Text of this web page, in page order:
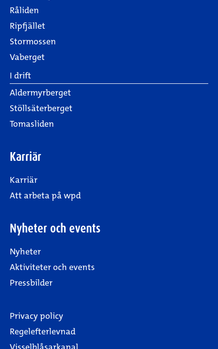
Råliden
Ripfjället
Stormossen
Vaberget
I drift
Aldermyrberget
Stöllsäterberget
Tomasliden
Karriär
Karriär
Att arbeta på wpd
Nyheter och events
Nyheter
Aktiviteter och events
Pressbilder
Privacy policy
Regelefterlevnad